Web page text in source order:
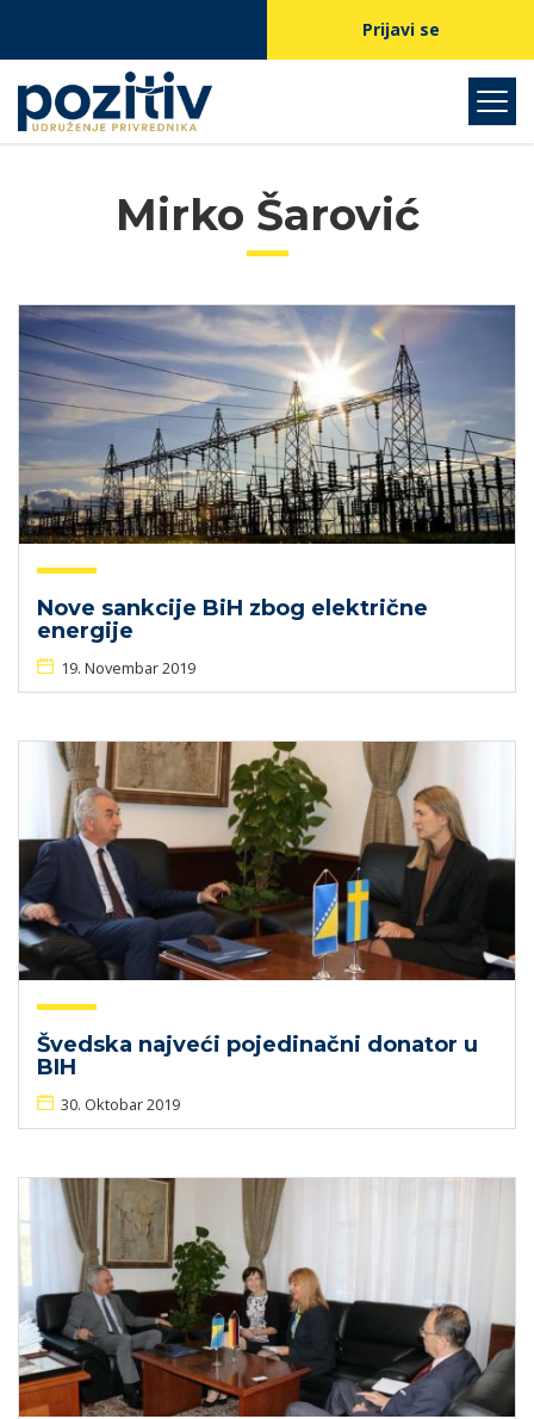
Prijavi se
Mirko Šarović
Nove sankcije BiH zbog električne
energije
19. Novembar 2019
Švedska najveći pojedinačni donator u
BIH
30. Oktobar 2019